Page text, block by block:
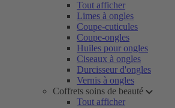
Tout afficher
Limes à ongles
Coupe-cuticules
Coupe-ongles
Huiles pour ongles
Ciseaux à ongles
Durcisseur d'ongles
Vernis à ongles
Coffrets soins de beauté
Tout afficher